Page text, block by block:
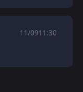
11/0911:30